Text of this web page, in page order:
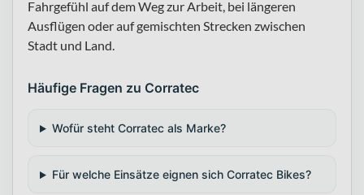
Fahrgefühl auf dem Weg zur Arbeit, bei längeren
Ausflügen oder auf gemischten Strecken zwischen
Stadt und Land.
Häufige Fragen zu Corratec
Wofür steht Corratec als Marke?
Für welche Einsätze eignen sich Corratec Bikes?